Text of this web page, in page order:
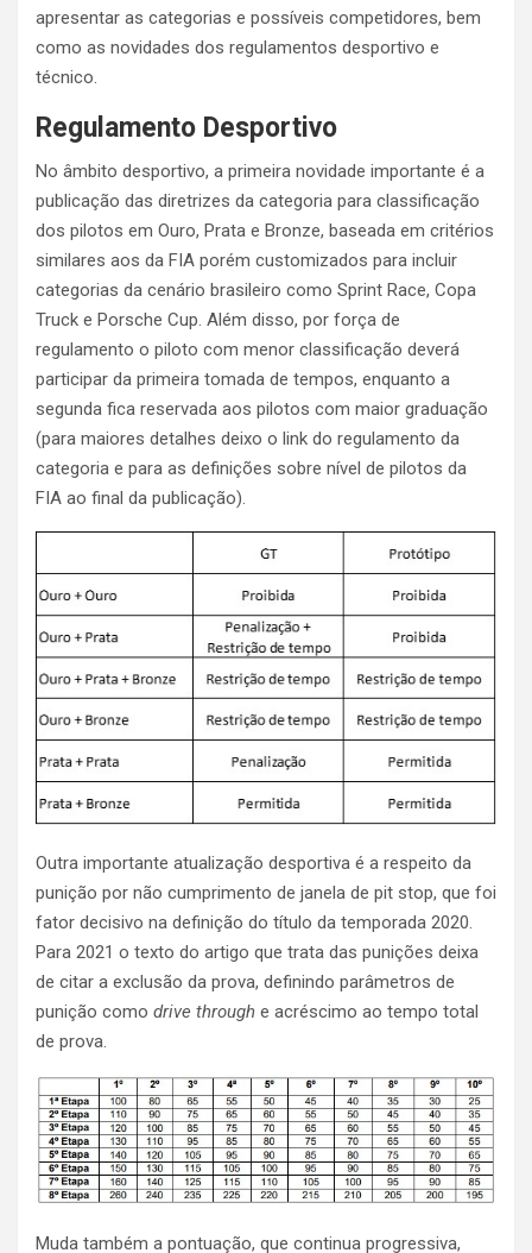
apresentar as categorias e possíveis competidores, bem
como as novidades dos regulamentos desportivo e
técnico.
Regulamento Desportivo
No âmbito desportivo, a primeira novidade importante é a
publicação das diretrizes da categoria para classificação
dos pilotos em Ouro, Prata e Bronze, baseada em critérios
similares aos da FIA porém customizados para incluir
categorias da cenário brasileiro como Sprint Race, Copa
Truck e Porsche Cup. Além disso, por força de
regulamento o piloto com menor classificação deverá
participar da primeira tomada de tempos, enquanto a
segunda fica reservada aos pilotos com maior graduação
(para maiores detalhes deixo o link do regulamento da
categoria e para as definições sobre nível de pilotos da
FIA ao final da publicação).
Outra importante atualização desportiva é a respeito da
punição por não cumprimento de janela de pit stop, que foi
fator decisivo na definição do título da temporada 2020.
Para 2021 o texto do artigo que trata das punições deixa
de citar a exclusão da prova, definindo parâmetros de
punição como drive through e acréscimo ao tempo total
de prova.
Muda também a pontuação, que continua progressiva,